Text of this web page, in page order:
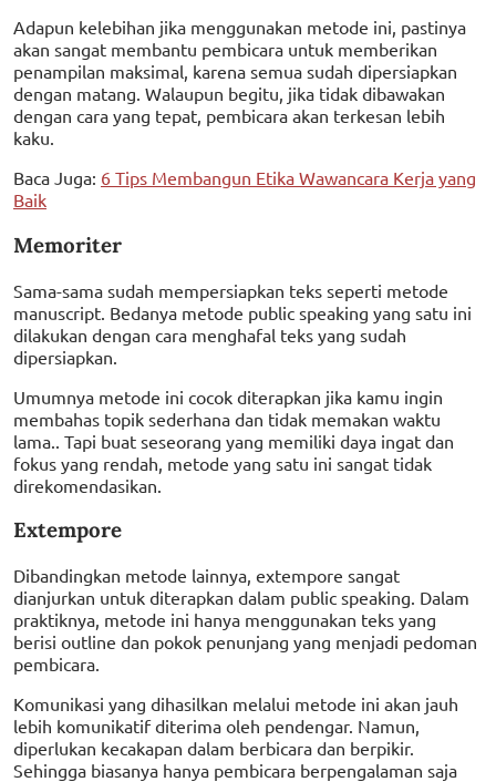
Adapun kelebihan jika menggunakan metode ini, pastinya
akan sangat membantu pembicara untuk memberikan
penampilan maksimal, karena semua sudah dipersiapkan
dengan matang. Walaupun begitu, jika tidak dibawakan
dengan cara yang tepat, pembicara akan terkesan lebih
kaku.
Baca Juga: 6 Tips Membangun Etika Wawancara Kerja yang
Baik
Memoriter
Sama-sama sudah mempersiapkan teks seperti metode
manuscript. Bedanya metode public speaking yang satu ini
dilakukan dengan cara menghafal teks yang sudah
dipersiapkan.
Umumnya metode ini cocok diterapkan jika kamu ingin
membahas topik sederhana dan tidak memakan waktu
lama.. Tapi buat seseorang yang memiliki daya ingat dan
fokus yang rendah, metode yang satu ini sangat tidak
direkomendasikan.
Extempore
Dibandingkan metode lainnya, extempore sangat
dianjurkan untuk diterapkan dalam public speaking. Dalam
praktiknya, metode ini hanya menggunakan teks yang
berisi outline dan pokok penunjang yang menjadi pedoman
pembicara.
Komunikasi yang dihasilkan melalui metode ini akan jauh
lebih komunikatif diterima oleh pendengar. Namun,
diperlukan kecakapan dalam berbicara dan berpikir.
Sehingga biasanya hanya pembicara berpengalaman saja